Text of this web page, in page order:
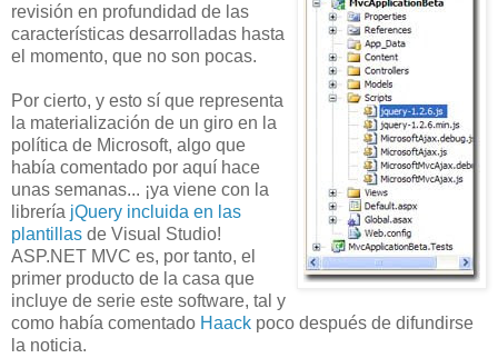
revisión en profundidad de las
características desarrolladas hasta
el momento, que no son pocas.
Por cierto, y esto sí que representa
la materialización de un giro en la
política de Microsoft, algo que
había comentado por aquí hace
unas semanas... ¡ya viene con la
librería jQuery incluida en las
plantillas de Visual Studio!
ASP.NET MVC es, por tanto, el
primer producto de la casa que
incluye de serie este software, tal y
como había comentado Haack poco después de difundirse
la noticia.